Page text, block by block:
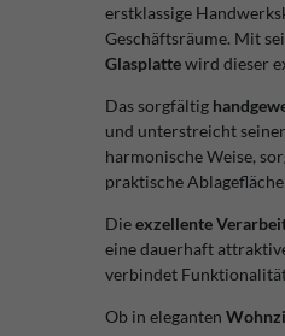
erstklassige
Geschäftsräume. Mit
Glasplattewird dieser
Das sorgfältig
und unterstreicht
harmonische Weise,
praktische
Dieexzellente
eine dauerhaft
verbindet
Ob in eleganten